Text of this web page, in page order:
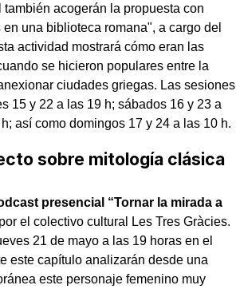
también acogerán la propuesta con
una biblioteca romana", a cargo del
actividad mostrará cómo eran las
se hicieron populares entre la
ciudades griegas. Las sesiones
15 y 22 a las 19 h; sábados 16 y 23 a
así como domingos 17 y 24 a las 10 h.
sobre mitología clásica
presencial “Tornar la mirada a
el colectivo cultural Les Tres Gràcies.
21 de mayo a las 19 horas en el
este capítulo analizarán desde una
este personaje femenino muy